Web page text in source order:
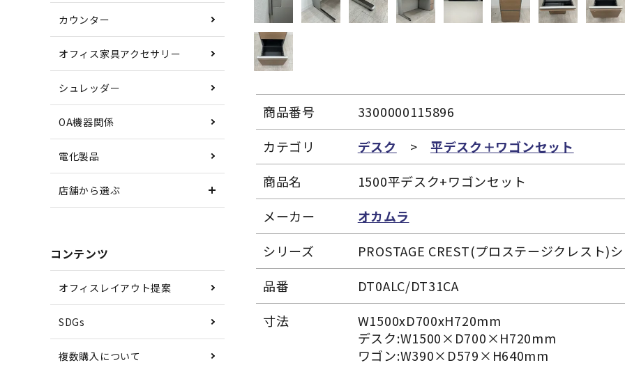
カウンター
オフィス家具アクセサリー
シュレッダー
OA機器関係
電化製品
店舗から選ぶ
コンテンツ
オフィスレイアウト提案
SDGs
複数購入について
商品番号
3300000115896
カテゴリ
デスク > 平デスク＋ワゴンセット
商品名
1500平デスク+ワゴンセット
メーカー
オカムラ
シリーズ
PROSTAGE CREST(プロステージクレスト)
品番
DT0ALC/DT31CA
寸法
W1500xD700xH720mm
デスク:W1500×D700×H720mm
ワゴン:W390×D579×H640mm